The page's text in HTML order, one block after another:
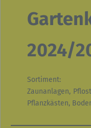
2024/
Sortiment:
Zaunanlagen,
Pflanzkästen,